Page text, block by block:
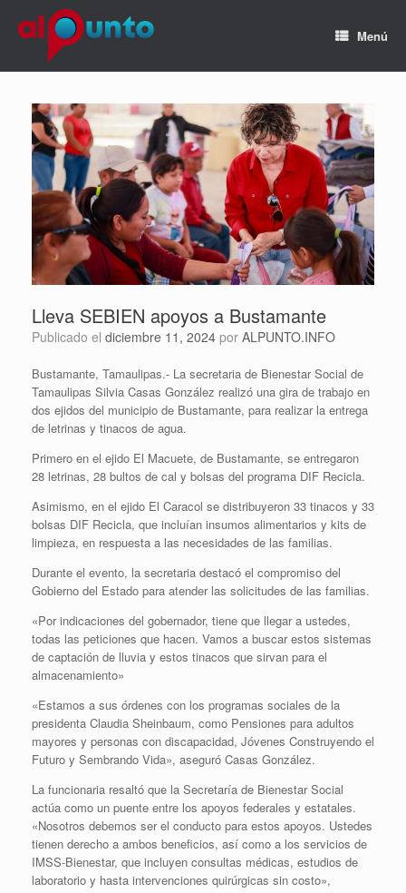
Menú
Lleva SEBIEN apoyos a Bustamante
Publicado el diciembre 11, 2024 por ALPUNTO.INFO
Bustamante, Tamaulipas.- La secretaria de Bienestar Social de
Tamaulipas Silvia Casas González realizó una gira de trabajo en
dos ejidos del municipio de Bustamante, para realizar la entrega
de letrinas y tinacos de agua.
Primero en el ejido El Macuete, de Bustamante, se entregaron
28 letrinas, 28 bultos de cal y bolsas del programa DIF Recicla.
Asimismo, en el ejido El Caracol se distribuyeron 33 tinacos y 33
bolsas DIF Recicla, que incluían insumos alimentarios y kits de
limpieza, en respuesta a las necesidades de las familias.
Durante el evento, la secretaria destacó el compromiso del
Gobierno del Estado para atender las solicitudes de las familias.
«Por indicaciones del gobernador, tiene que llegar a ustedes,
todas las peticiones que hacen. Vamos a buscar estos sistemas
de captación de lluvia y estos tinacos que sirvan para el
almacenamiento»
«Estamos a sus órdenes con los programas sociales de la
presidenta Claudia Sheinbaum, como Pensiones para adultos
mayores y personas con discapacidad, Jóvenes Construyendo el
Futuro y Sembrando Vida», aseguró Casas González.
La funcionaria resaltó que la Secretaría de Bienestar Social
actúa como un puente entre los apoyos federales y estatales.
«Nosotros debemos ser el conducto para estos apoyos. Ustedes
tienen derecho a ambos beneficios, así como a los servicios de
IMSS-Bienestar, que incluyen consultas médicas, estudios de
laboratorio y hasta intervenciones quirúrgicas sin costo»,